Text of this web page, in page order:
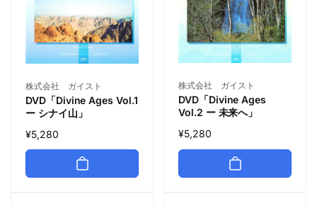
株式会社 ガイスト
DVD「Divine Ages Vol.1
ー シナイ山」
¥5,280
株式会社 ガイスト
DVD「Divine Ages
Vol.2 ー 未来へ」
¥5,280